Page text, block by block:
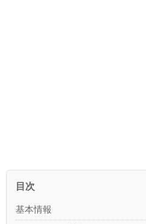
目次
基本情報